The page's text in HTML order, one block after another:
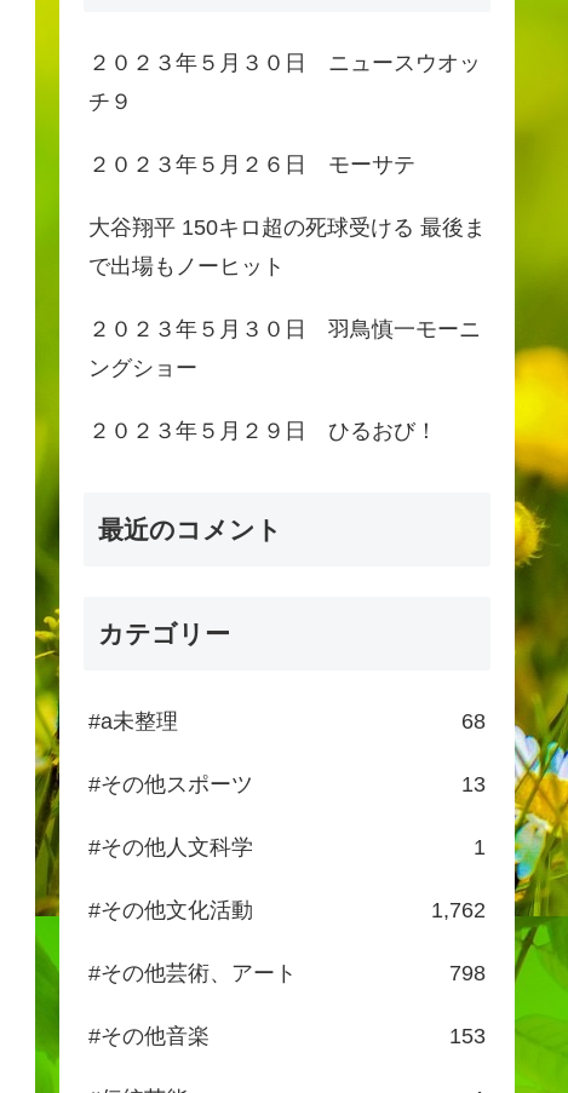
２０２３年５月３０日 ニュースウオッ
チ９
２０２３年５月２６日 モーサテ
大谷翔平 150キロ超の死球受ける 最後ま
で出場もノーヒット
２０２３年５月３０日 羽鳥慎一モーニ
ングショー
２０２３年５月２９日 ひるおび！
最近のコメント
カテゴリー
#a未整理 68
#その他スポーツ 13
#その他人文科学 1
#その他文化活動 1,762
#その他芸術、アート 798
#その他音楽 153